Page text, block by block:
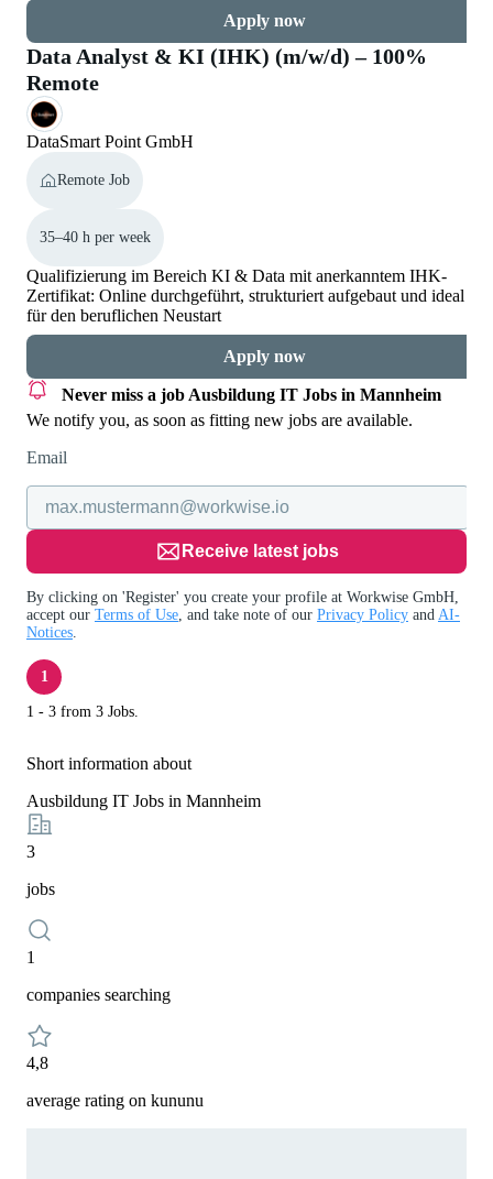
Apply now
Data Analyst & KI (IHK) (m/w/d) – 100%
Remote
DataSmart Point GmbH
Remote Job
35–40 h per week
Qualifizierung im Bereich KI & Data mit anerkanntem IHK-
Zertifikat: Online durchgeführt, strukturiert aufgebaut und ideal
für den beruflichen Neustart
Apply now
Never miss a job Ausbildung IT Jobs in Mannheim
We notify you, as soon as fitting new jobs are available.
Email
Receive latest jobs
By clicking on 'Register' you create your profile at Workwise GmbH,
accept our Terms of Use, and take note of our Privacy Policy and AI-
Notices.
1
1 - 3 from 3 Jobs.
Short information about
Ausbildung IT Jobs in Mannheim
3
jobs
1
companies searching
4,8
average rating on kununu